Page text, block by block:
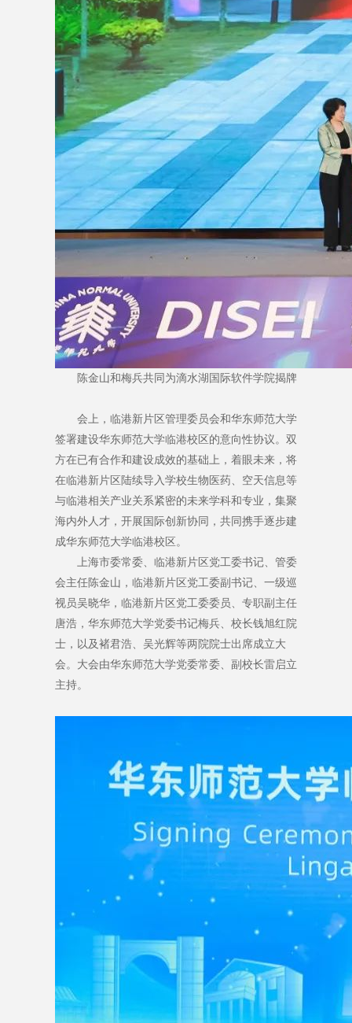
陈金山和梅兵共同为滴水湖国际软件学院揭牌
会上，临港新片区管理委员会和华东师范大学
签署建设华东师范大学临港校区的意向性协议。双
方在已有合作和建设成效的基础上，着眼未来，将
在临港新片区陆续导入学校生物医药、空天信息等
与临港相关产业关系紧密的未来学科和专业，集聚
海内外人才，开展国际创新协同，共同携手逐步建
成华东师范大学临港校区。
上海市委常委、临港新片区党工委书记、管委
会主任陈金山，临港新片区党工委副书记、一级巡
视员吴晓华，临港新片区党工委委员、专职副主任
唐浩，华东师范大学党委书记梅兵、校长钱旭红院
士，以及褚君浩、吴光辉等两院院士出席成立大
会。大会由华东师范大学党委常委、副校长雷启立
主持。